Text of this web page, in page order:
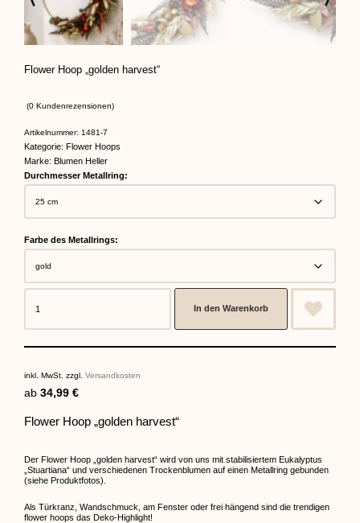
Flower Hoop „golden harvest“
(0 Kundenrezensionen)
Artikelnummer: 1481-7
Kategorie: Flower Hoops
Marke: Blumen Heller
Durchmesser Metallring:
Farbe des Metallrings:
In den Warenkorb
inkl. MwSt. zzgl. Versandkosten
ab 34,99 €
Flower Hoop „golden harvest“
Der Flower Hoop „golden harvest“ wird von uns mit stabilisiertem Eukalyptus
„Stuartiana“ und verschiedenen Trockenblumen auf einen Metallring gebunden
(siehe Produktfotos).
Als Türkranz, Wandschmuck, am Fenster oder frei hängend sind die trendigen
flower hoops das Deko-Highlight!